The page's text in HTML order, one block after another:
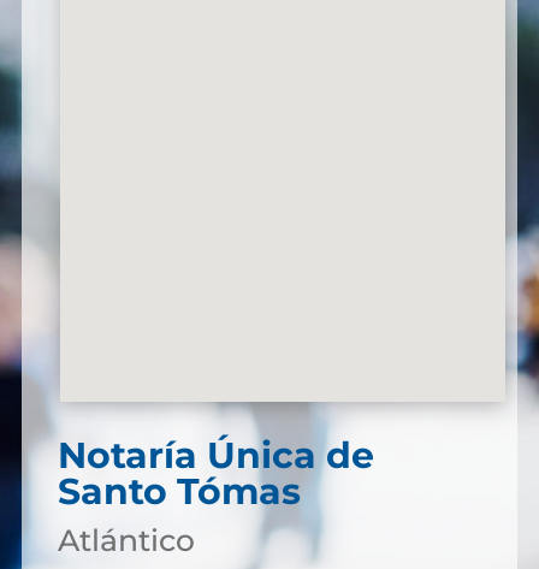
Notaría Única de
Santo Tómas
Atlántico